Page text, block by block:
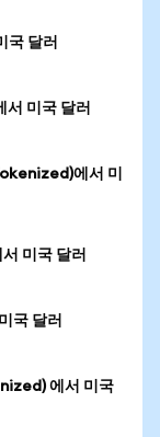
달러
미국 달러
에서 미
미국 달러
국 달러
에서 미국